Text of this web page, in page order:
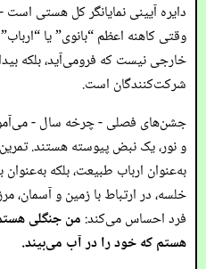
دایره آیینی نمایانگر کل هستی
وقتی کاهنه اعظم “بانوی” یا
خارجی نیست که فرومی‌آید، بلکه
شرکت‌کنندگان است.
جشن‌های فصلی - چرخه سال -
و نور، یک نبض پیوسته هستند.
به‌عنوان ارباب طبیعت، بلکه
خلسه، در ارتباط با زمین و آسمان،
فرد احساس می‌کند: من جنگلی
هستم که خود را در آب می‌بیند.